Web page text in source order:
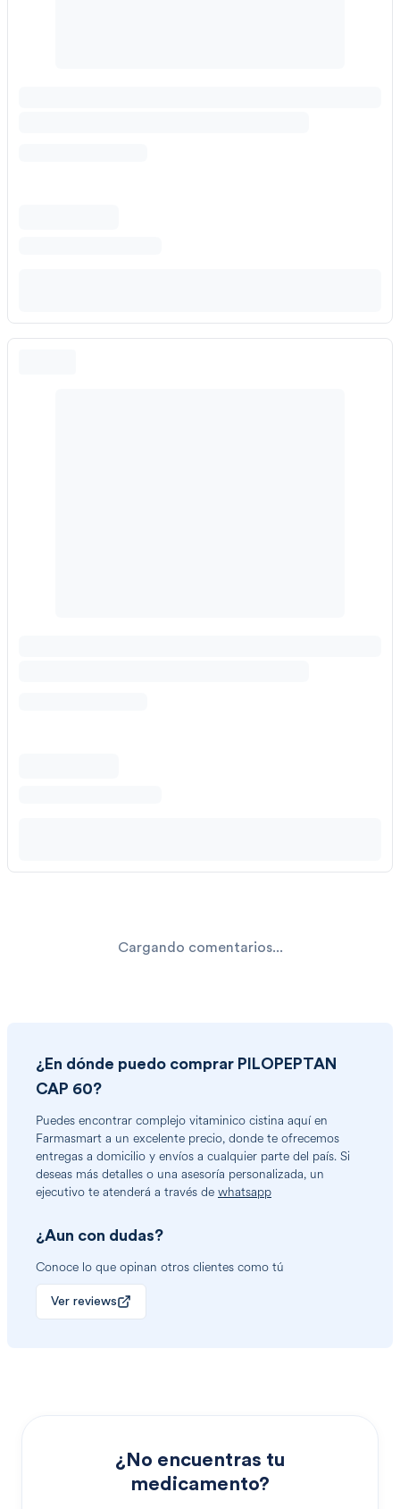
Cargando comentarios...
¿En dónde puedo comprar PILOPEPTAN
CAP 60?
Puedes encontrar complejo vitaminico cistina aquí en
Farmasmart a un excelente precio, donde te ofrecemos
entregas a domicilio y envíos a cualquier parte del país. Si
deseas más detalles o una asesoría personalizada, un
ejecutivo te atenderá a través de whatsapp
¿Aun con dudas?
Conoce lo que opinan otros clientes como tú
Ver reviews
¿No encuentras tu
medicamento?